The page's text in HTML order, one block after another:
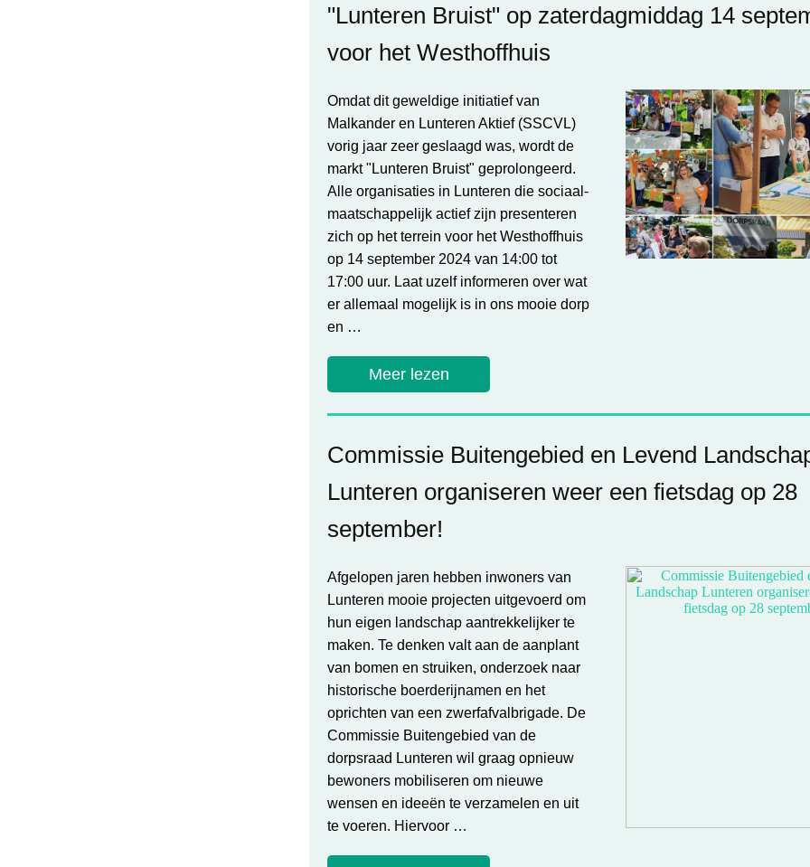
"Lunteren Bruist" op zaterdagmiddag 14
voor het Westhoffhuis
Omdat dit geweldige initiatief van
Malkander en Lunteren Aktief (SSCVL)
vorig jaar zeer geslaagd was, wordt de
markt "Lunteren Bruist" geprolongeerd.
Alle organisaties in Lunteren die sociaal-
maatschappelijk actief zijn presenteren
zich op het terrein voor het Westhoffhuis
op 14 september 2024 van 14:00 tot
17:00 uur. Laat uzelf informeren over wat
er allemaal mogelijk is in ons mooie dorp
en …
Meer lezen
Commissie Buitengebied en Levend
Lunteren organiseren weer een fietsdag op 28
september!
Afgelopen jaren hebben inwoners van
Lunteren mooie projecten uitgevoerd om
hun eigen landschap aantrekkelijker te
maken. Te denken valt aan de aanplant
van bomen en struiken, onderzoek naar
historische boerderijnamen en het
oprichten van een zwerfafvalbrigade. De
Commissie Buitengebied van de
dorpsraad Lunteren wil graag opnieuw
bewoners mobiliseren om nieuwe
wensen en ideeën te verzamelen en uit
te voeren. Hiervoor …